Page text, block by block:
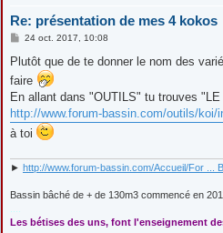
Re: présentation de mes 4 kokos
M
s
a
e
24 oct. 2017, 10:08
Plutôt que de te donner le nom des
faire
En allant dans "OUTILS" tu trouves
http://www.forum-bassin.com/outils/koi/
à toi
► http://www.forum-bassin.com/Accueil/For ...
Bassin bâché de + de 130m3 commencé en
Les bétises des uns, font l'enseignement